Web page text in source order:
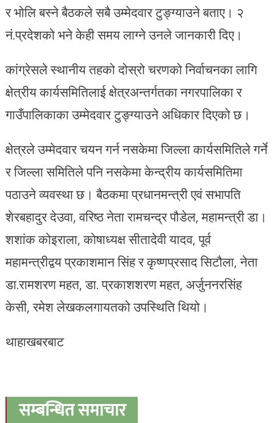
र भोलि बस्ने बैठकले सबै उम्मेदवार टुङ्ग्याउने बताए। २
नं.प्रदेशको भने केही समय लाग्ने उनले जानकारी दिए।
कांग्रेसले स्थानीय तहको दोस्रो चरणको निर्वाचनका लागि
क्षेत्रीय कार्यसमितिलाई क्षेत्रअन्तर्गतका नगरपालिका र
गाउँपालिकाका उम्मेदवार टुङ्ग्याउने अधिकार दिएको छ।
क्षेत्रले उम्मेदवार चयन गर्न नसकेमा जिल्ला कार्यसमितिले गर्ने
र जिल्ला समितिले पनि नसकेमा केन्द्रीय कार्यसमितिमा
पठाउने व्यवस्था छ। बैठकमा प्रधानमन्त्री एवं सभापति
शेरबहादुर देउवा, वरिष्ठ नेता रामचन्द्र पौडेल, महामन्त्री डा।
शशांक कोइराला, कोषाध्यक्ष सीतादेवी यादव, पूर्व
महामन्त्रीद्वय प्रकाशमान सिंह र कृष्णप्रसाद सिटौला, नेता
डा.रामशरण महत, डा. प्रकाशशरण महत, अर्जुननरसिंह
केसी, रमेश लेखकलगायतको उपस्थिति थियो।
थाहाखबरबाट
सम्बन्धित समाचार